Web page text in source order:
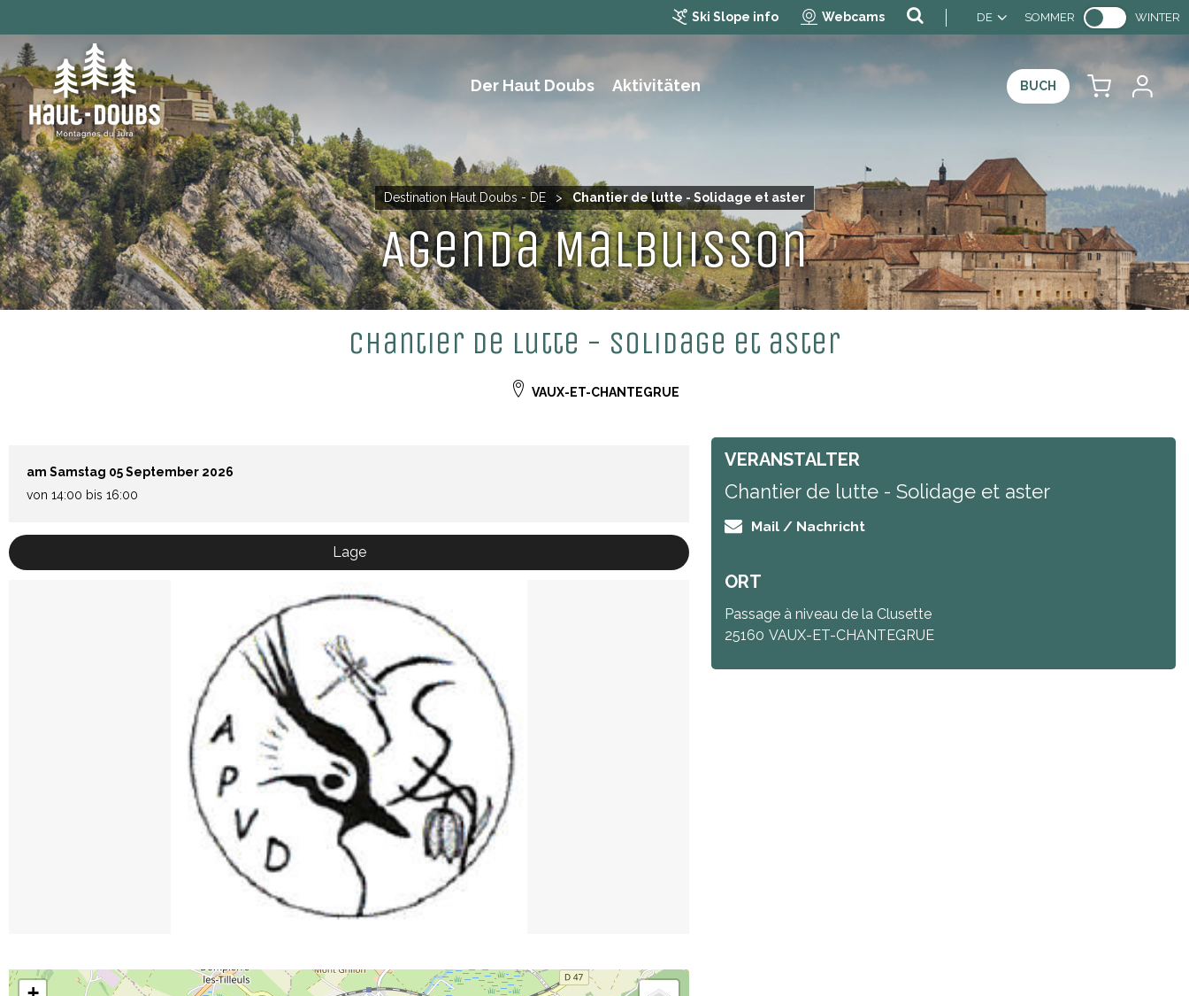
Ski Slope info Webcams DE SOMMER WINTER
Der Haut Doubs Aktivitäten BUCH
Destination Haut Doubs - DE > Chantier de lutte - Solidage et aster
Agenda Malbuisson
Chantier de lutte - Solidage et aster
VAUX-ET-CHANTEGRUE
am Samstag 05 September 2026
von 14:00 bis 16:00
Lage
VERANSTALTER
Chantier de lutte - Solidage et aster
Mail / Nachricht
ORT
Passage à niveau de la Clusette
25160 VAUX-ET-CHANTEGRUE